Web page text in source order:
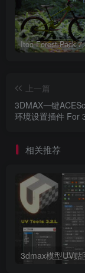
上一篇
3DMAX一键
环境设置插件 For
相关推荐